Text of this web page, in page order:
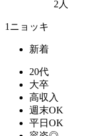
2人
1ニョッキ
新着
20代
大卒
高収入
週末OK
平日OK